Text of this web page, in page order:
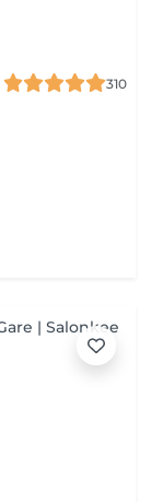
310